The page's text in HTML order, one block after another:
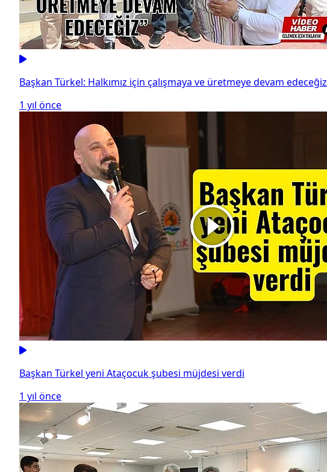
Başkan Türkel: Halkımız için çalışmaya ve üretmeye devam edeceğiz
1 yıl önce
Başkan Türkel yeni Ataçocuk şubesi müjdesi verdi
1 yıl önce